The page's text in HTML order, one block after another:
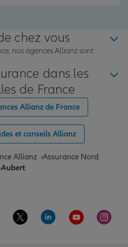
chez vous
nos agences Allianz sont
dans les
de France
Allianz de France
et conseils Allianz
Allianz Assurance Nord
Aubert
sur la page Facebook de Allianz
Aller sur la page Twitter de
Aller sur la page
Aller sur la
Aller